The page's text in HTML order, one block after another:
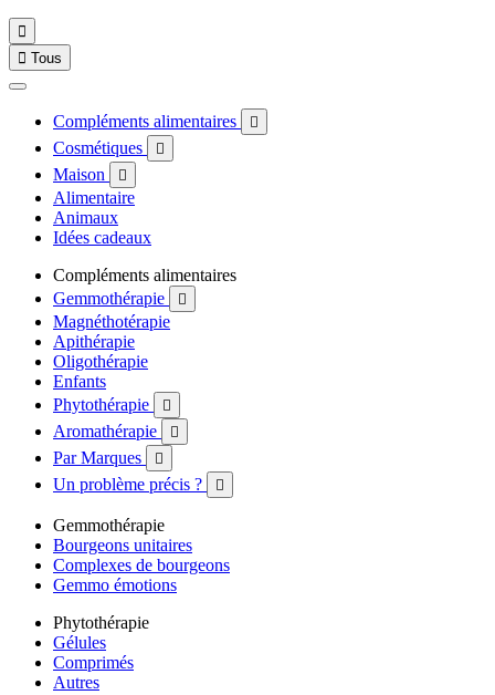

 Tous
Compléments alimentaires 
Cosmétiques 
Maison 
Alimentaire
Animaux
Idées cadeaux
Compléments alimentaires
Gemmothérapie

Magnéthotérapie
Apithérapie
Oligothérapie
Enfants
Phytothérapie

Aromathérapie 
Par Marques 
Un problème précis ? 
Gemmothérapie
Bourgeons unitaires
Complexes de bourgeons
Gemmo émotions
Phytothérapie
Gélules
Comprimés
Autres